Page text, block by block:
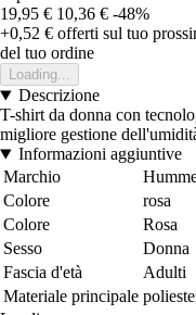
19,95 € 10,36 € -48%
+0,52 € offerti sul tuo
del tuo ordine
Loading...
Descrizione
T-shirt da donna con
migliore gestione
Informazioni aggiuntive
Marchio
Colore
rosa
Colore
Rosa
Sesso
Donna
Fascia d'età
Adulti
Materiale principale